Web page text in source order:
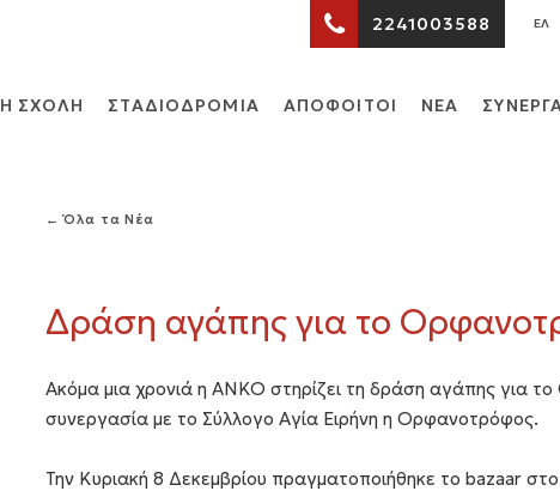
2241003588 ΕΛ
Η ΣΧΟΛΗ ΣΤΑΔΙΟΔΡΟΜΙΑ ΑΠΟΦΟΙΤΟΙ ΝΕΑ
← Όλα τα Νέα
Δράση αγάπης για το
Ακόμα μια χρονιά η ΑΝΚΟ στηρίζει τη δράση αγάπης για
συνεργασία με το Σύλλογο Αγία Ειρήνη η Ορφανοτρόφος.
Την Κυριακή 8 Δεκεμβρίου πραγματοποιήθηκε το bazaar